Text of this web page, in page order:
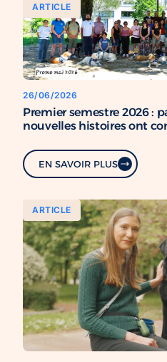
ARTICLE
26/06/2026
Premier semestre 2026 :
nouvelles histoires ont
EN SAVOIR PLUS
ARTICLE